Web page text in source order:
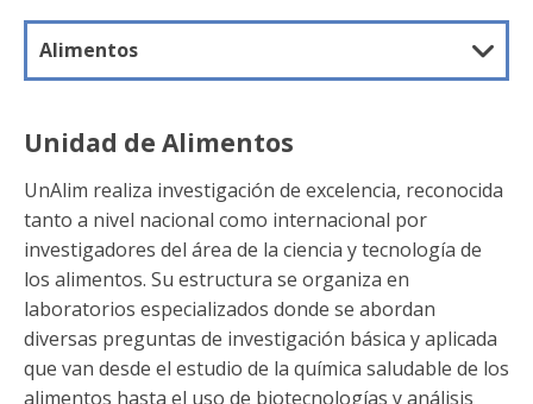
INVESTIGACIÓN
EXTENSIÓN Y COMUNICACIONES
MATERIAL DE INTERÉS
ENGLISH
Estudiantes
Académicas/os
Funcionarias/os
Alimentos
Unidad de Alimentos
UnAlim realiza investigación de excelencia, reconocida
tanto a nivel nacional como internacional por
investigadores del área de la ciencia y tecnología de
los alimentos. Su estructura se organiza en
laboratorios especializados donde se abordan
diversas preguntas de investigación básica y aplicada
que van desde el estudio de la química saludable de los
alimentos hasta el uso de biotecnologías y análisis